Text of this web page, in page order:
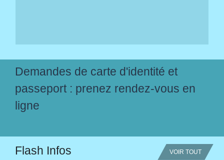
Demandes de carte d'identité et
passeport : prenez rendez-vous en
ligne
Flash Infos VOIR TOUT